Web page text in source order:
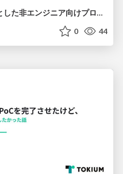
~gijiby~ Ruby ベースとした非エンジニア向けプログラミング支援ライブラリを作ってみた
0 44